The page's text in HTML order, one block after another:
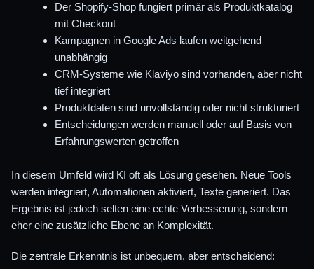
Der Shopify-Shop fungiert primär als Produktkatalog
mit Checkout
Kampagnen in Google Ads laufen weitgehend
unabhängig
CRM-Systeme wie Klaviyo sind vorhanden, aber nicht
tief integriert
Produktdaten sind unvollständig oder nicht strukturiert
Entscheidungen werden manuell oder auf Basis von
Erfahrungswerten getroffen
In diesem Umfeld wird KI oft als Lösung gesehen. Neue Tools
werden integriert, Automationen aktiviert, Texte generiert. Das
Ergebnis ist jedoch selten eine echte Verbesserung, sondern
eher eine zusätzliche Ebene an Komplexität.
Die zentrale Erkenntnis ist unbequem, aber entscheidend: